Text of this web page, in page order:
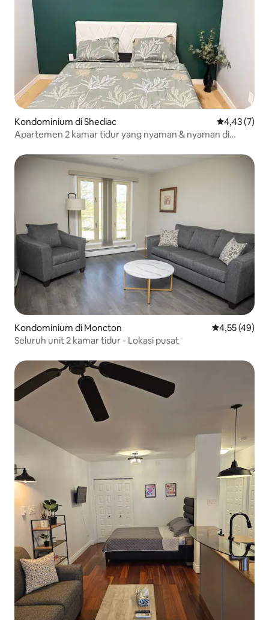
Kondominium di Shediac Nilai rata-
4,43 (7)
Apartemen 2 kamar tidur yang nyaman & nyaman di
Kondominium di Moncton Nilai rata-rata
4,55 (49)
Seluruh unit 2 kamar tidur - Lokasi pusat